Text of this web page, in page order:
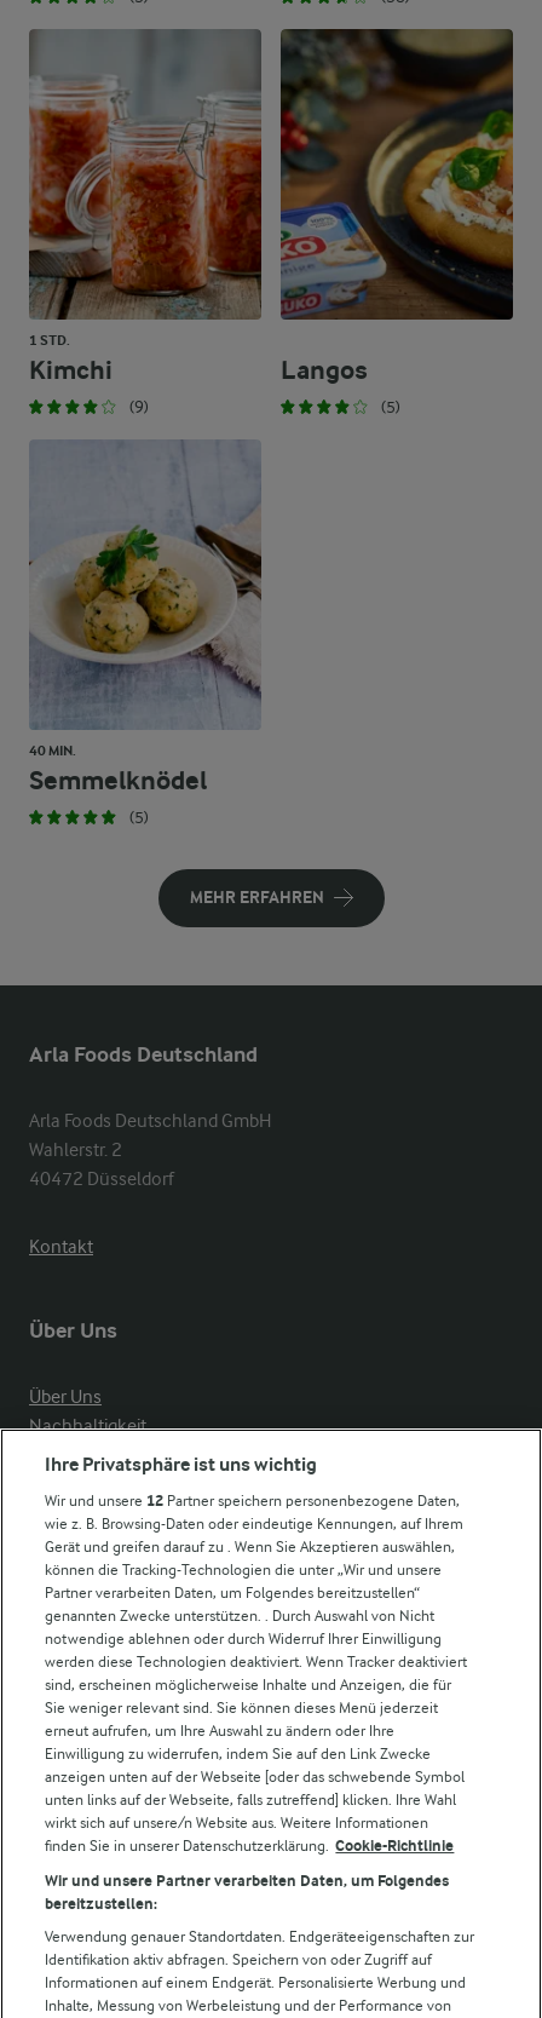
1 STD.
Kimchi
(9)
Langos
(5)
40 MIN.
Semmelknödel
(5)
MEHR ERFAHREN
Arla Foods Deutschland
Arla Foods Deutschland GmbH
Wahlerstr. 2
40472 Düsseldorf
Kontakt
Über Uns
Über Uns
Nachhaltigkeit
Compliance
Arla in anderen Ländern
Weitere Arla Websites
Castello
Lurpak
Arla Pro
Für unsere Landwirt:innen
Folge uns!
Ihre Privatsphäre ist uns wichtig
Wir und unsere 12 Partner speichern personenbezogene Daten,
wie z. B. Browsing-Daten oder eindeutige Kennungen, auf Ihrem
Gerät und greifen darauf zu . Wenn Sie Akzeptieren auswählen,
können die Tracking-Technologien die unter „Wir und unsere
Partner verarbeiten Daten, um Folgendes bereitzustellen“
genannten Zwecke unterstützen. . Durch Auswahl von Nicht
notwendige ablehnen oder durch Widerruf Ihrer Einwilligung
werden diese Technologien deaktiviert. Wenn Tracker deaktiviert
sind, erscheinen möglicherweise Inhalte und Anzeigen, die für
Sie weniger relevant sind. Sie können dieses Menü jederzeit
erneut aufrufen, um Ihre Auswahl zu ändern oder Ihre
Einwilligung zu widerrufen, indem Sie auf den Link Zwecke
anzeigen unten auf der Webseite [oder das schwebende Symbol
unten links auf der Webseite, falls zutreffend] klicken. Ihre Wahl
wirkt sich auf unsere/n Website aus. Weitere Informationen
finden Sie in unserer Datenschutzerklärung. Cookie-Richtlinie
Wir und unsere Partner verarbeiten Daten, um Folgendes
bereitzustellen:
Verwendung genauer Standortdaten. Endgeräteeigenschaften zur
Identifikation aktiv abfragen. Speichern von oder Zugriff auf
Informationen auf einem Endgerät. Personalisierte Werbung und
Inhalte, Messung von Werbeleistung und der Performance von